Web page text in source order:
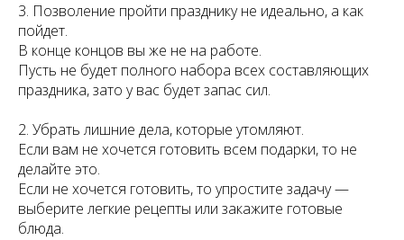
3. Позволение пройти празднику не идеально, а как
пойдет.
В конце концов вы же не на работе.
Пусть не будет полного набора всех составляющих
праздника, зато у вас будет запас сил.
2. Убрать лишние дела, которые утомляют.
Если вам не хочется готовить всем подарки, то не
делайте это.
Если не хочется готовить, то упростите задачу —
выберите легкие рецепты или закажите готовые
блюда.